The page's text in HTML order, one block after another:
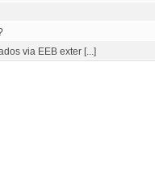
via EEB exter [...]